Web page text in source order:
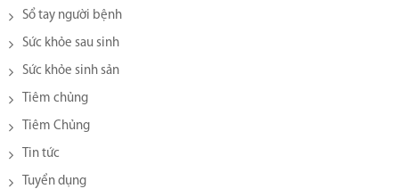
Sổ tay người bệnh
Sức khỏe sau sinh
Sức khỏe sinh sản
Tiêm chủng
Tiêm Chủng
Tin tức
Tuyển dụng